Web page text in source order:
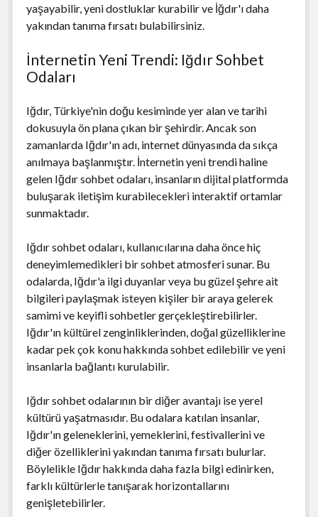
yaşayabilir, yeni dostluklar kurabilir ve İğdır'ı daha
yakından tanıma fırsatı bulabilirsiniz.
İnternetin Yeni Trendi: Iğdır Sohbet
Odaları
Iğdır, Türkiye'nin doğu kesiminde yer alan ve tarihi
dokusuyla ön plana çıkan bir şehirdir. Ancak son
zamanlarda Iğdır'ın adı, internet dünyasında da sıkça
anılmaya başlanmıştır. İnternetin yeni trendi haline
gelen Iğdır sohbet odaları, insanların dijital platformda
buluşarak iletişim kurabilecekleri interaktif ortamlar
sunmaktadır.
Iğdır sohbet odaları, kullanıcılarına daha önce hiç
deneyimlemedikleri bir sohbet atmosferi sunar. Bu
odalarda, Iğdır'a ilgi duyanlar veya bu güzel şehre ait
bilgileri paylaşmak isteyen kişiler bir araya gelerek
samimi ve keyifli sohbetler gerçekleştirebilirler.
Iğdır'ın kültürel zenginliklerinden, doğal güzelliklerine
kadar pek çok konu hakkında sohbet edilebilir ve yeni
insanlarla bağlantı kurulabilir.
Iğdır sohbet odalarının bir diğer avantajı ise yerel
kültürü yaşatmasıdır. Bu odalara katılan insanlar,
Iğdır'ın geleneklerini, yemeklerini, festivallerini ve
diğer özelliklerini yakından tanıma fırsatı bulurlar.
Böylelikle Iğdır hakkında daha fazla bilgi edinirken,
farklı kültürlerle tanışarak horizontallarını
genişletebilirler.